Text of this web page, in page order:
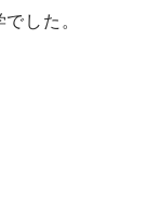
した。